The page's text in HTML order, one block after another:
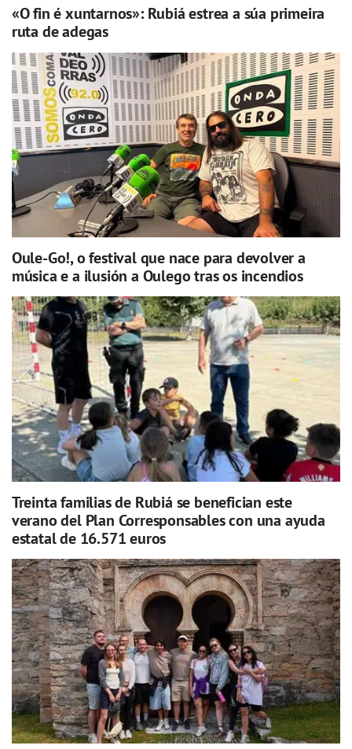
«O fin é xuntarnos»: Rubiá estrea a súa primeira
ruta de adegas
Oule-Go!, o festival que nace para devolver a
música e a ilusión a Oulego tras os incendios
Treinta familias de Rubiá se benefician este
verano del Plan Corresponsables con una ayuda
estatal de 16.571 euros